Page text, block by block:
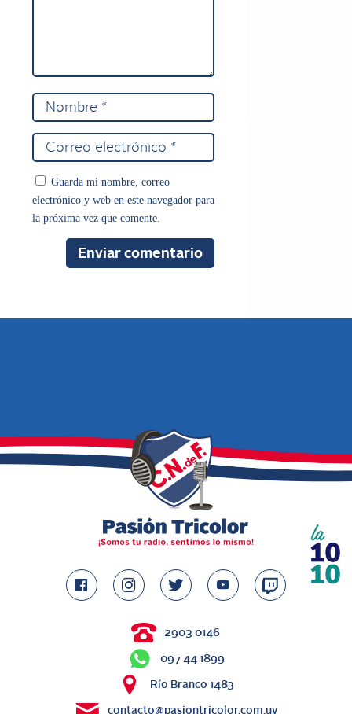
Guarda mi nombre, correo
electrónico y web en este navegador para
la próxima vez que comente.
2903 0146
097 44 1899
Río Branco 1483
contacto@pasiontricolor.com.uy